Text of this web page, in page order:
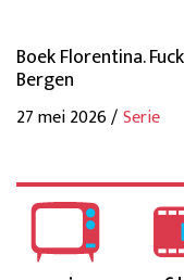
Boek Florentina.
Bergen
27 mei 2026 /Serie